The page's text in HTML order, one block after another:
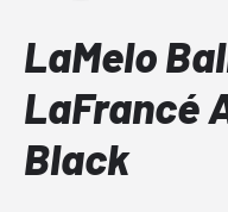
LaMelo
LaFrancé
Black